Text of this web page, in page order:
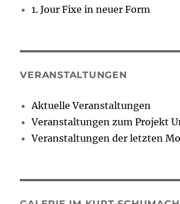
1. Jour Fixe in neuer Form
VERANSTALTUNGEN
Aktuelle Veranstaltungen
Veranstaltungen zum Projekt
Veranstaltungen der letzten